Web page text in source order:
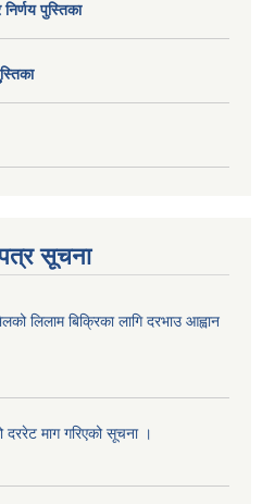
पुस्तिका
सूचना
लिलाम बिक्रिका लागि दरभाउ आह्वान
माग गरिएको सूचना ।